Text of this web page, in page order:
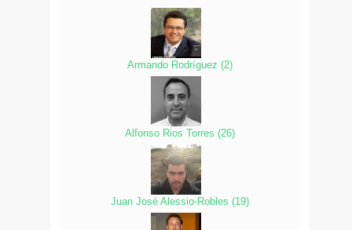
Armando Rodríguez (2)
Alfonso Rios Torres (26)
Juan José Alessio-Robles (19)